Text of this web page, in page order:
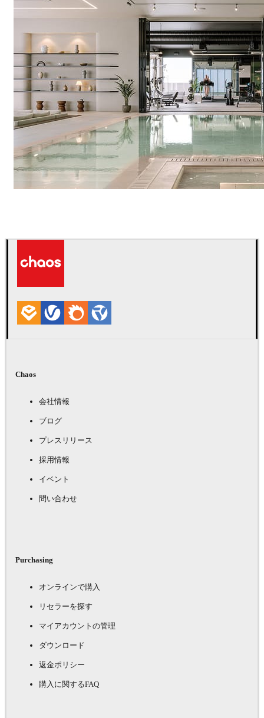
Chaos
会社情報
ブログ
プレスリリース
採用情報
イベント
問い合わせ
Purchasing
オンラインで購入
リセラーを探す
マイアカウントの管理
ダウンロード
返金ポリシー
購入に関するFAQ